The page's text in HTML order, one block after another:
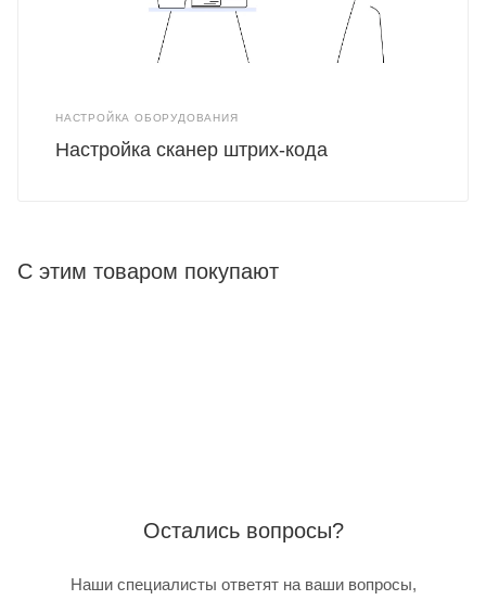
НАСТРОЙКА ОБОРУДОВАНИЯ
Настройка сканер штрих-кода
С этим товаром покупают
Остались вопросы?
Наши специалисты ответят на ваши вопросы,